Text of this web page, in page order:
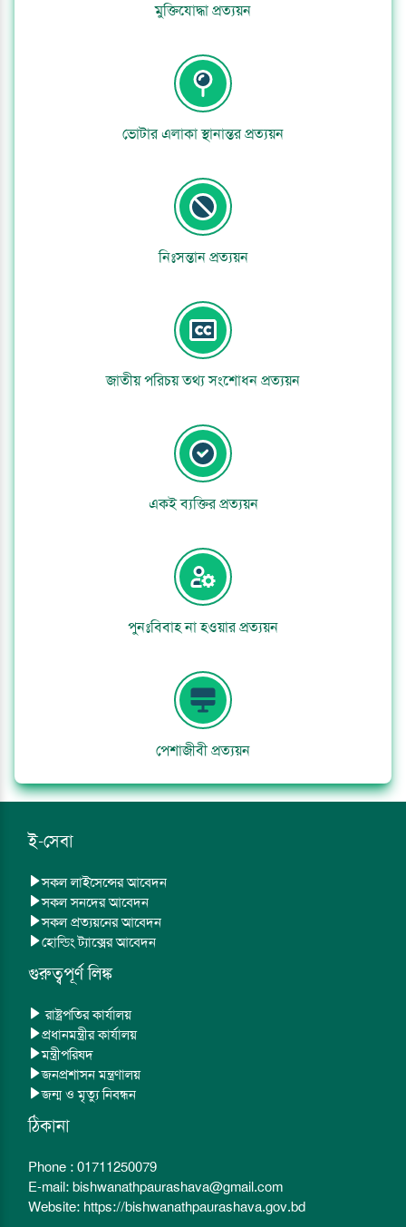
মুক্তিযোদ্ধা প্রত্যয়ন
ভোটার এলাকা স্থানান্তর প্রত্যয়ন
নিঃসন্তান প্রত্যয়ন
জাতীয় পরিচয় তথ্য সংশোধন প্রত্যয়ন
একই ব্যক্তির প্রত্যয়ন
পুনঃবিবাহ না হওয়ার প্রত্যয়ন
পেশাজীবী প্রত্যয়ন
ই-সেবা
সকল লাইসেন্সের আবেদন
সকল সনদের আবেদন
সকল প্রত্যয়নের আবেদন
হোল্ডিং ট্যাক্সের আবেদন
গুরুত্বপূর্ণ লিঙ্ক
রাষ্ট্রপতির কার্যালয়
প্রধানমন্ত্রীর কার্যালয়
মন্ত্রীপরিষদ
জনপ্রশাসন মন্ত্রণালয়
জন্ম ও মৃত্যু নিবন্ধন
ঠিকানা
Phone : 01711250079
E-mail: bishwanathpaurashava@gmail.com
Website: https://bishwanathpaurashava.gov.bd